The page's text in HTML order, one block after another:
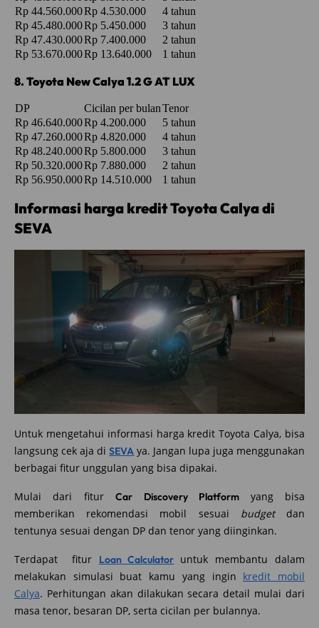
Rp 44.560.000Rp 4.530.000
4 tahun
Rp 45.480.000Rp 5.450.000
3 tahun
Rp 47.430.000Rp 7.400.000
2 tahun
Rp 53.670.000Rp 13.640.000 1 tahun
8. Toyota New Calya 1.2 G AT LUX
DP Cicilan per bulanTenor
Rp 46.640.000Rp 4.200.000
5 tahun
Rp 47.260.000Rp 4.820.000
4 tahun
Rp 48.240.000Rp 5.800.000
3 tahun
Rp 50.320.000Rp 7.880.000
2 tahun
Rp 56.950.000Rp 14.510.000 1 tahun
Informasi harga kredit Toyota Calya di
SEVA
Untuk mengetahui informasi harga kredit Toyota Calya, bisa
langsung cek aja diSEVA ya. Jangan lupa juga menggunakan
berbagai fitur unggulan yang bisa dipakai.
Mulai dari fiturCar Discovery Platform yang bisa
memberikan rekomendasi mobil sesuai budgetdan
tentunya sesuai dengan DP dan tenor yang diinginkan.
Terdapat fitur Loan Calculator untuk membantu dalam
melakukan simulasi buat kamu yang ingin kredit mobil
Calya. Perhitungan akan dilakukan secara detail mulai dari
masa tenor, besaran DP, serta cicilan per bulannya.